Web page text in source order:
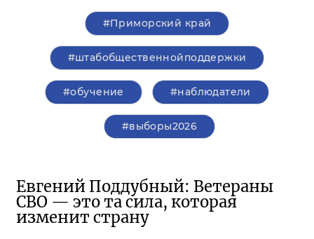
#Приморский край
#штабобщественнойподдержки
#обучение #наблюдатели
#выборы2026
Евгений Поддубный: Ветераны
СВО — это та сила, которая
изменит страну